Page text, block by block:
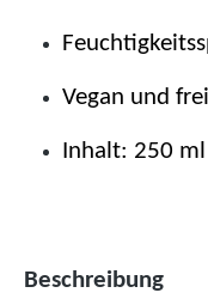
Vegan und
Inhalt: 250 ml
Beschreibung